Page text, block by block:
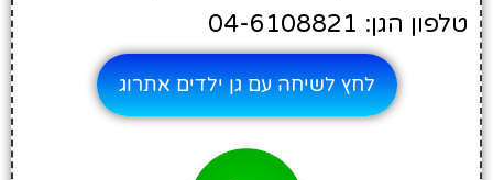
טלפון הגן: 04-6108821
לחץ לשיחה עם גן ילדים אתרוג